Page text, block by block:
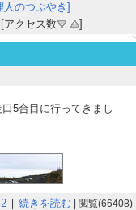
人のつぶやき]
アクセス数 ]
5合目に行ってきまし
2 | 続きを読む | 閲覧(66408)